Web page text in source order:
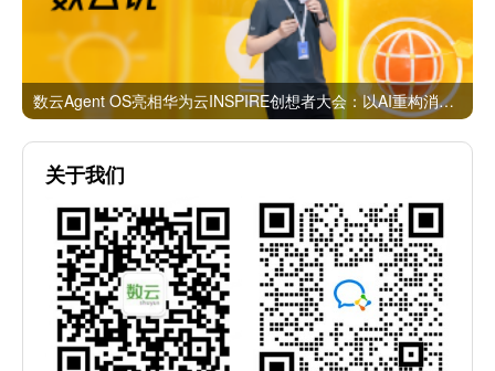
数云Agent OS亮相华为云INSPIRE创想者大会：以AI重构消费者运营与零售营销新范式
关于我们